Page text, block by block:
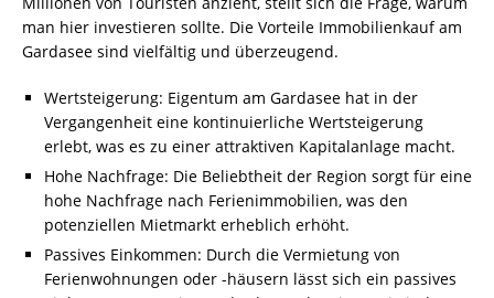
man hier investieren sollte. Die Vorteile Immobilienkauf am
Gardasee sind vielfältig und überzeugend.
Wertsteigerung: Eigentum am Gardasee hat in der
Vergangenheit eine kontinuierliche Wertsteigerung
erlebt, was es zu einer attraktiven Kapitalanlage macht.
Hohe Nachfrage: Die Beliebtheit der Region sorgt für eine
hohe Nachfrage nach Ferienimmobilien, was den
potenziellen Mietmarkt erheblich erhöht.
Passives Einkommen: Durch die Vermietung von
Ferienwohnungen oder -häusern lässt sich ein passives